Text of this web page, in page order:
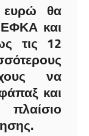
ευρώ θα
και
τις 12
να
και